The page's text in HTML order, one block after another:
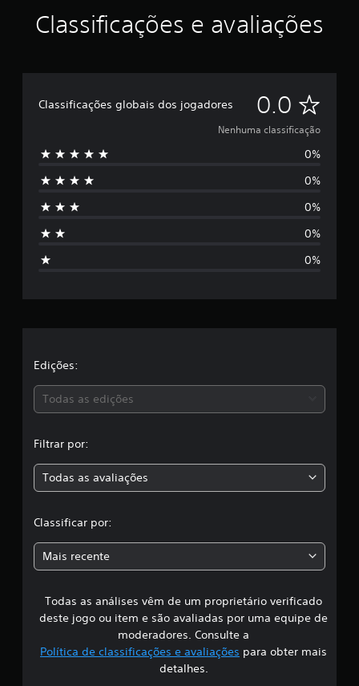
Classificações e avaliações
Classificações globais dos jogadores 0.0 N
e
n
h
m
i
f
c
a
ç
Nenhuma classificação
0%
0%
0%
0%
0%
Edições:
Todas as edições
Filtrar por:
Todas as avaliações
Classificar por:
Mais recente
Todas as análises vêm de um proprietário verificado
deste jogo ou item e são avaliadas por uma equipe de
moderadores. Consulte a
Política de classificações e avaliações para obter mais
detalhes.